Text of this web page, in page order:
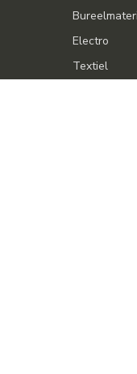
Electro
Textiel